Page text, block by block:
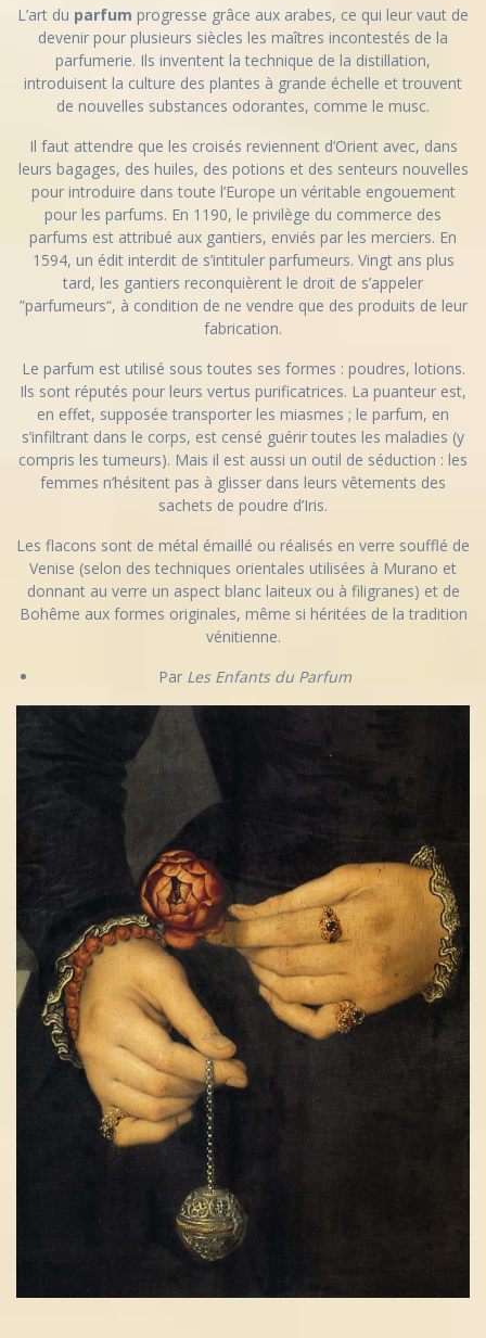
L’art du parfum progresse grâce aux arabes, ce qui leur vaut de
devenir pour plusieurs siècles les maîtres incontestés de la
parfumerie. Ils inventent la technique de la distillation,
introduisent la culture des plantes à grande échelle et trouvent
de nouvelles substances odorantes, comme le musc.
Il faut attendre que les croisés reviennent d’Orient avec, dans
leurs bagages, des huiles, des potions et des senteurs nouvelles
pour introduire dans toute l’Europe un véritable engouement
pour les parfums. En 1190, le privilège du commerce des
parfums est attribué aux gantiers, enviés par les merciers. En
1594, un édit interdit de s’intituler parfumeurs. Vingt ans plus
tard, les gantiers reconquièrent le droit de s’appeler
”parfumeurs“, à condition de ne vendre que des produits de leur
fabrication.
Le parfum est utilisé sous toutes ses formes : poudres, lotions.
Ils sont réputés pour leurs vertus purificatrices. La puanteur est,
en effet, supposée transporter les miasmes ; le parfum, en
s’infiltrant dans le corps, est censé guérir toutes les maladies (y
compris les tumeurs). Mais il est aussi un outil de séduction : les
femmes n’hésitent pas à glisser dans leurs vêtements des
sachets de poudre d’Iris.
Les flacons sont de métal émaillé ou réalisés en verre soufflé de
Venise (selon des techniques orientales utilisées à Murano et
donnant au verre un aspect blanc laiteux ou à filigranes) et de
Bohême aux formes originales, même si héritées de la tradition
vénitienne.
Par Les Enfants du Parfum